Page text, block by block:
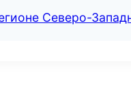
Северо-